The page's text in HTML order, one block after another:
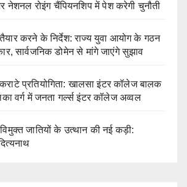
नेशनल रोइंग चैंपियनशिप में पेश करेगी चुनौती
करने के निर्देश: राज्य युवा आयोग के गठन
सार्वजनिक डोमेन से मांगे जाएंगे सुझाव
प्रतियोगिता: खालसा इंटर कॉलेज बालक
वर्ग में जनता गर्ल्स इंटर कॉलेज अव्वल
विमुक्त जातियों के उत्थान की नई कड़ी: